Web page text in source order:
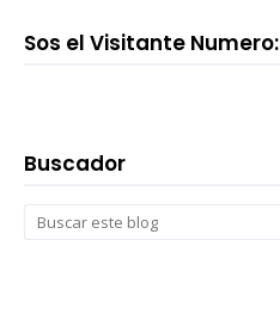
Sos el Visitante Numero:
Buscador